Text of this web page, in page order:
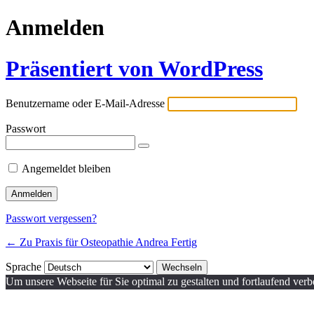
Anmelden
Präsentiert von WordPress
Benutzername oder E-Mail-Adresse
Passwort
Angemeldet bleiben
Passwort vergessen?
← Zu Praxis für Osteopathie Andrea Fertig
Sprache
Um unsere Webseite für Sie optimal zu gestalten und fortlaufend